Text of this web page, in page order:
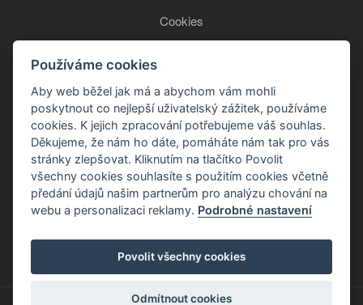
Cookies
+420 777 850 465
Používáme cookies
Aby web běžel jak má a abychom vám mohli
poskytnout co nejlepší uživatelský zážitek, používáme
cookies. K jejich zpracování potřebujeme váš souhlas.
Děkujeme, že nám ho dáte, pomáháte nám tak pro vás
stránky zlepšovat. Kliknutím na tlačítko Povolit
všechny cookies souhlasíte s použitím cookies včetně
předání údajů našim partnerům pro analýzu chování na
webu a personalizaci reklamy. Podrobné nastavení
Povolit všechny cookies
Odmítnout cookies